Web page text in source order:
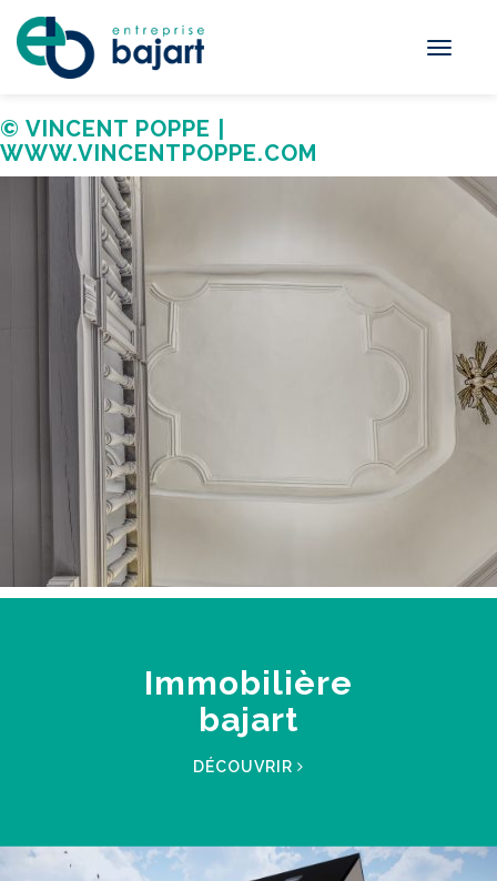
Toggle
© VINCENT POPPE |
WWW.VINCENTPOPPE.COM
Immobilière
bajart
DÉCOUVRIR